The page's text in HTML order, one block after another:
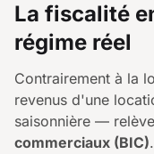
La fiscalité
régime réel
Contrairement à la
revenus d'une
saisonnière —
commerciaux (BIC)